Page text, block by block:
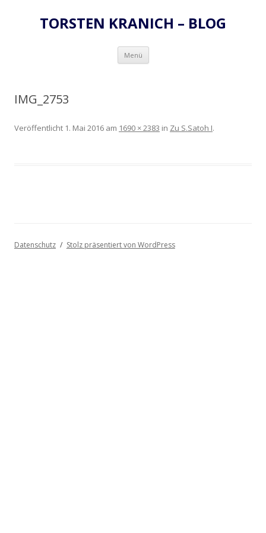
TORSTEN KRANICH – BLOG
Menü Zum
springen
IMG_2753
Veröffentlicht 1. Mai 2016 am 1690 × 2383 in Zu S.Satoh I.
Datenschutz Stolz präsentiert von WordPress